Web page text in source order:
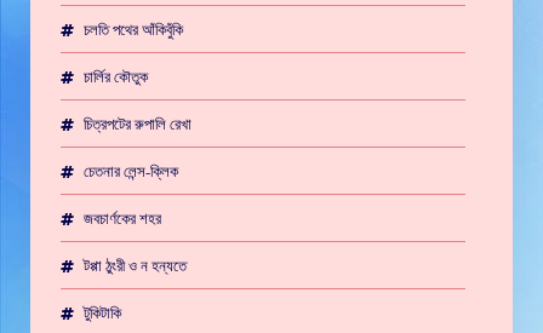
চলতি পথের আঁকিবুঁকি
চার্লির কৌতুক
চিত্রপটের রুপালি রেখা
চেতনার লেন্স-ক্লিক
জবচার্ণকের শহর
টপ্পা ঠুংরী ও ন হন্যতে
টুকিটাকি